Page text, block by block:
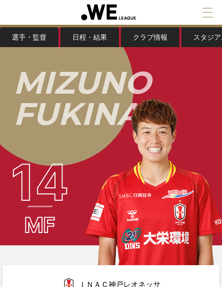
選手・監督 日程・結果 クラブ情報 スタジ
MIZUNO
FUKINA
14
MF
ＩＮＡＣ神戸レオネッサ